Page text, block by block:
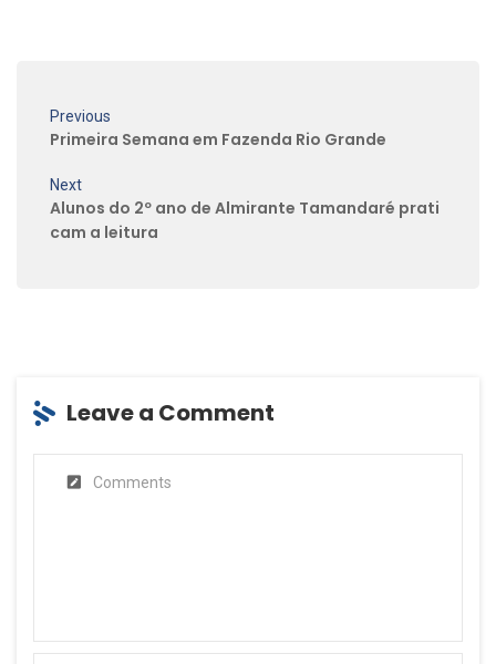
Previous
Primeira Semana em Fazenda Rio Grande
Next
Alunos do 2º ano de Almirante Tamandaré prati
cam a leitura
Leave a Comment